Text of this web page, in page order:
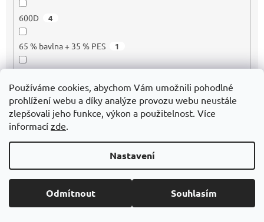
Používáme cookies, abychom Vám umožnili pohodlné
prohlížení webu a díky analýze provozu webu neustále
zlepšovali jeho funkce, výkon a použitelnost. Více
informací zde.
Nastavení
Odmítnout Souhlasím
600D 4
65 % bavlna + 35 % PES 1
100 % Plyš 1
Papír mat 3
10